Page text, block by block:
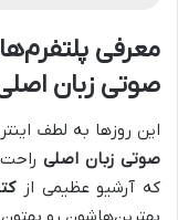
معرفی
صوتی زبان
این روزها به لطف
صوتی زبان اصلی
که آرشیو عظیمی از